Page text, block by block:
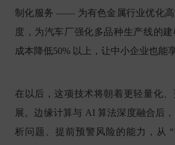
制化服务 —— 为有色金属行业优化高
度，为汽车厂强化多品种生产线的
成本降低50% 以上，让中小企业也能
在以后，这项技术将朝着更轻量化
展。边缘计算与 AI 算法深度融合后
析问题、提前预警风险的能力，从